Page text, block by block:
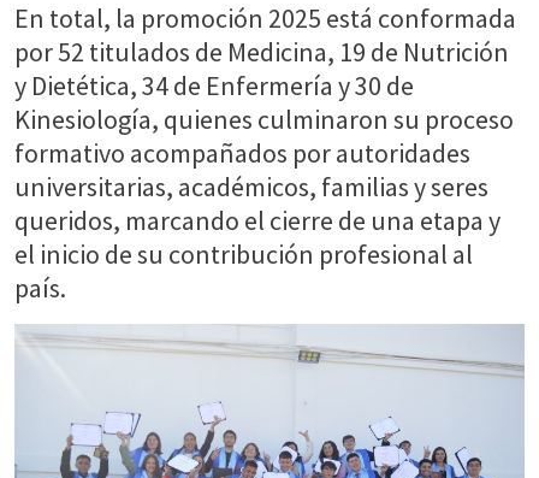
En total, la promoción 2025 está conformada
por 52 titulados de Medicina, 19 de Nutrición
y Dietética, 34 de Enfermería y 30 de
Kinesiología, quienes culminaron su proceso
formativo acompañados por autoridades
universitarias, académicos, familias y seres
queridos, marcando el cierre de una etapa y
el inicio de su contribución profesional al
país.